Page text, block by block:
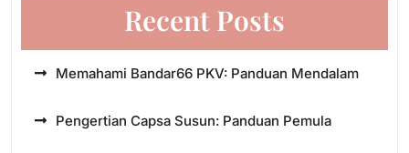
Recent Posts
Memahami Bandar66 PKV: Panduan Mendalam
Pengertian Capsa Susun: Panduan Pemula